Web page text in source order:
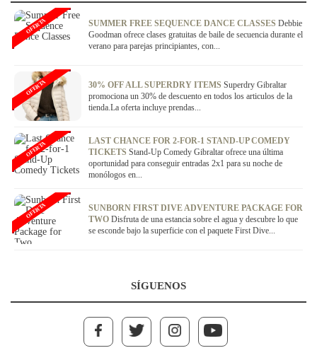
SUMMER FREE SEQUENCE DANCE CLASSES Debbie
Goodman ofrece clases gratuitas de baile de secuencia durante el
verano para parejas principiantes, con...
OFERTA
30% OFF ALL SUPERDRY ITEMS Superdry Gibraltar
promociona un 30% de descuento en todos los articulos de la
tienda.La oferta incluye prendas...
OFERTA
LAST CHANCE FOR 2-FOR-1 STAND-UP COMEDY
TICKETS Stand-Up Comedy Gibraltar ofrece una última
oportunidad para conseguir entradas 2x1 para su noche de
monólogos en...
OFERTA
SUNBORN FIRST DIVE ADVENTURE PACKAGE FOR
TWO Disfruta de una estancia sobre el agua y descubre lo que
se esconde bajo la superficie con el paquete First Dive...
OFERTA
SÍGUENOS